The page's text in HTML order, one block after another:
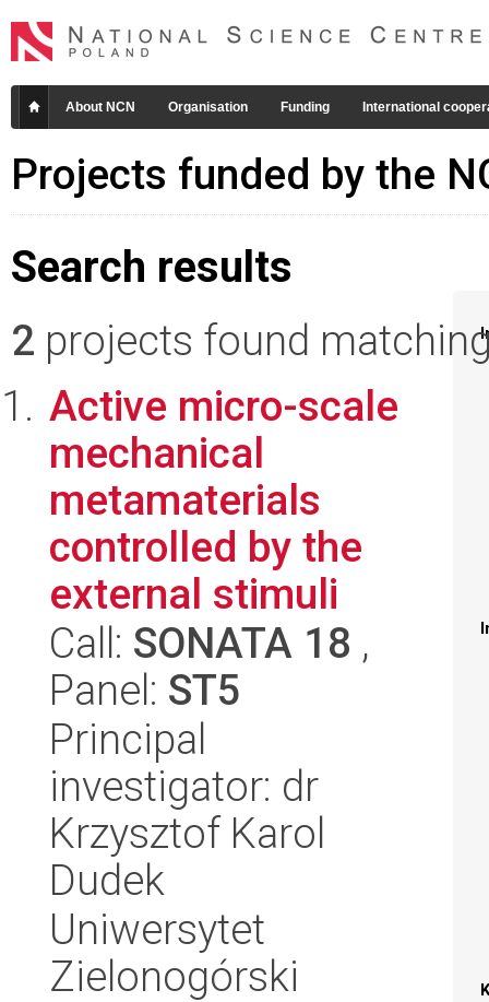
About NCN Organisation Funding International
Projects funded by the
Search results
2 projects found
Active micro-scale
mechanical
metamaterials
controlled by the
external stimuli
Call: SONATA 18 ,
Panel: ST5
Principal
investigator: dr
Krzysztof Karol
Dudek
Uniwersytet
Zielonogórski